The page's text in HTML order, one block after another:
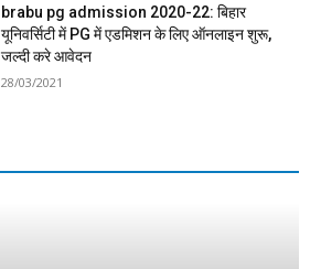
brabu pg admission 2020-22: बिहार
यूनिवर्सिटी में PG में एडमिशन के लिए ऑनलाइन शुरू,
जल्दी करे आवेदन
28/03/2021